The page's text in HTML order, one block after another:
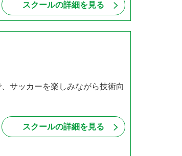
スクールの詳細を見る
サッカーを楽しみながら技術向
スクールの詳細を見る